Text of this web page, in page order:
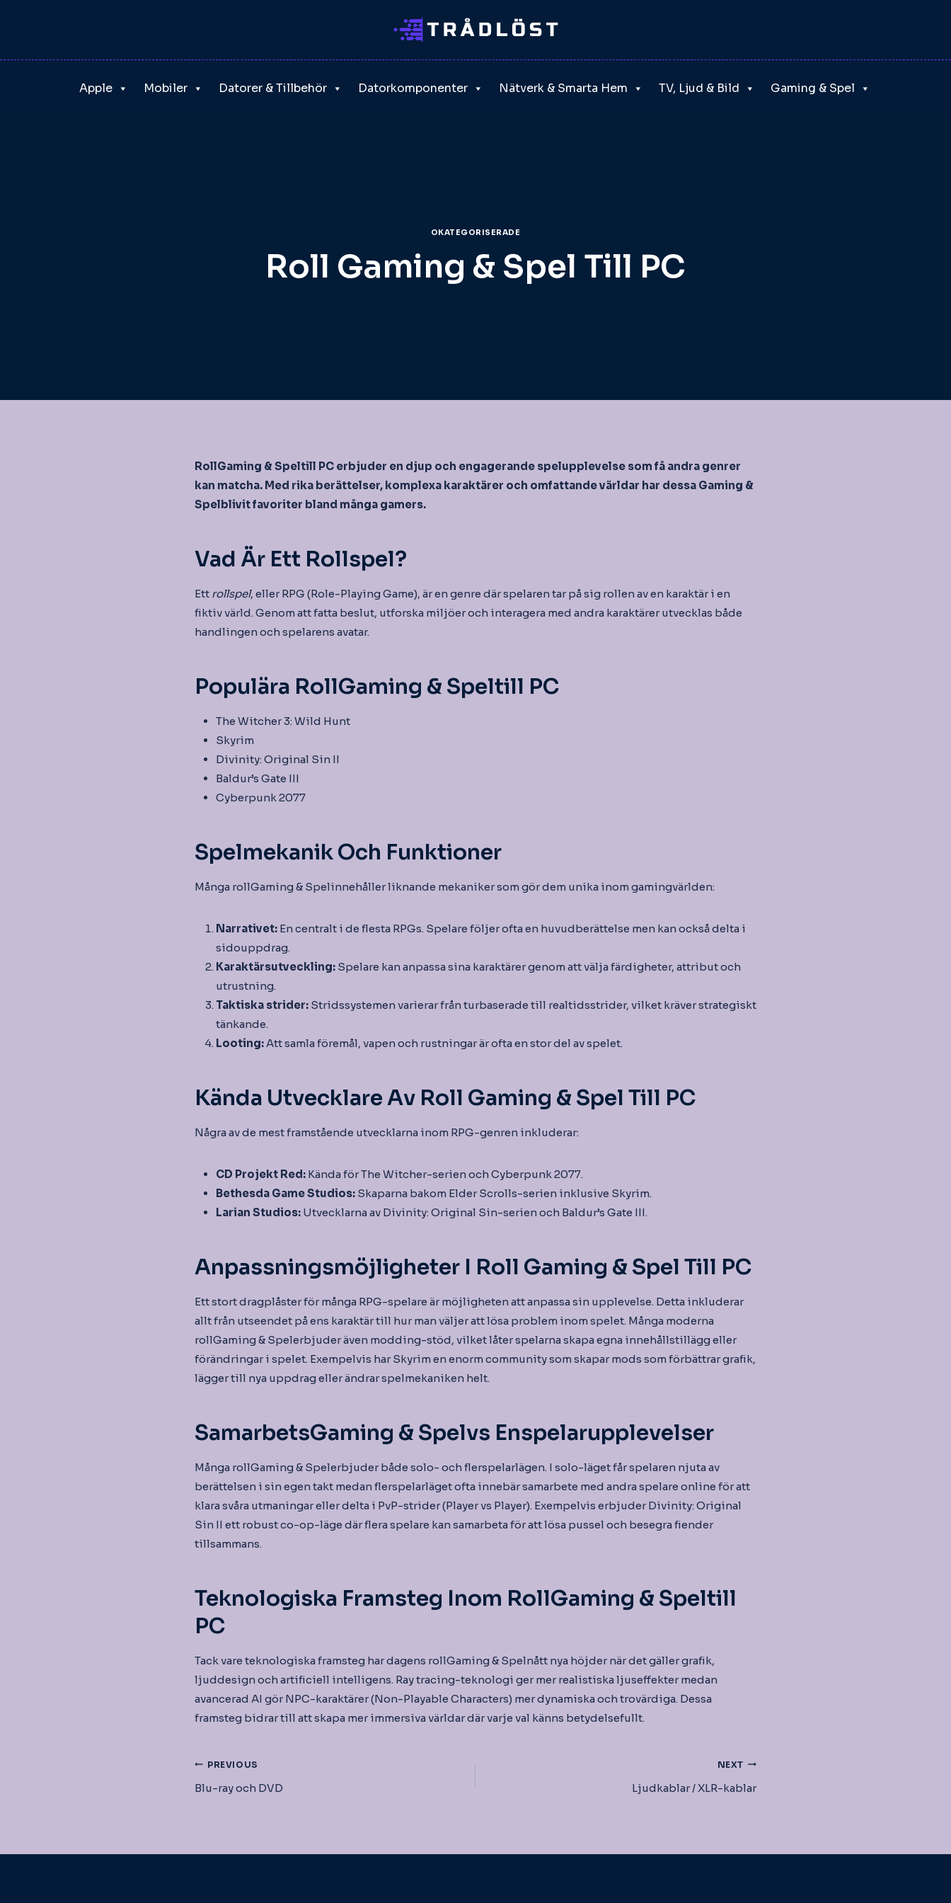
Apple Mobiler Datorer & Tillbehör Datorkomponenter Nätverk & Smarta Hem TV, Ljud & Bild Gaming & Spel
OKATEGORISERADE
Roll Gaming & Spel Till PC
RollGaming & Speltill PC erbjuder en djup och engagerande spelupplevelse som få andra genrer
kan matcha. Med rika berättelser, komplexa karaktärer och omfattande världar har dessa Gaming &
Spelblivit favoriter bland många gamers.
Vad Är Ett Rollspel?
Ett rollspel, eller RPG (Role-Playing Game), är en genre där spelaren tar på sig rollen av en karaktär i en
fiktiv värld. Genom att fatta beslut, utforska miljöer och interagera med andra karaktärer utvecklas både
handlingen och spelarens avatar.
Populära RollGaming & Speltill PC
The Witcher 3: Wild Hunt
Skyrim
Divinity: Original Sin II
Baldur’s Gate III
Cyberpunk 2077
Spelmekanik Och Funktioner
Många rollGaming & Spelinnehåller liknande mekaniker som gör dem unika inom gamingvärlden:
Narrativet: En centralt i de flesta RPGs. Spelare följer ofta en huvudberättelse men kan också delta i
sidouppdrag.
Karaktärsutveckling: Spelare kan anpassa sina karaktärer genom att välja färdigheter, attribut och
utrustning.
Taktiska strider: Stridssystemen varierar från turbaserade till realtidsstrider, vilket kräver strategiskt
tänkande.
Looting:Att samla föremål, vapen och rustningar är ofta en stor del av spelet.
Kända Utvecklare Av Roll Gaming & Spel Till PC
Några av de mest framstående utvecklarna inom RPG-genren inkluderar:
CD Projekt Red: Kända för The Witcher-serien och Cyberpunk 2077.
Bethesda Game Studios: Skaparna bakom Elder Scrolls-serien inklusive Skyrim.
Larian Studios: Utvecklarna av Divinity: Original Sin-serien och Baldur’s Gate III.
Anpassningsmöjligheter I Roll Gaming & Spel Till PC
Ett stort dragplåster för många RPG-spelare är möjligheten att anpassa sin upplevelse. Detta inkluderar
allt från utseendet på ens karaktär till hur man väljer att lösa problem inom spelet. Många moderna
rollGaming & Spelerbjuder även modding-stöd, vilket låter spelarna skapa egna innehållstillägg eller
förändringar i spelet. Exempelvis har Skyrim en enorm community som skapar mods som förbättrar grafik,
lägger till nya uppdrag eller ändrar spelmekaniken helt.
SamarbetsGaming & Spelvs Enspelarupplevelser
Många rollGaming & Spelerbjuder både solo- och flerspelarlägen. I solo-läget får spelaren njuta av
berättelsen i sin egen takt medan flerspelarläget ofta innebär samarbete med andra spelare online för att
klara svåra utmaningar eller delta i PvP-strider (Player vs Player). Exempelvis erbjuder Divinity: Original
Sin II ett robust co-op-läge där flera spelare kan samarbeta för att lösa pussel och besegra fiender
tillsammans.
Teknologiska Framsteg Inom RollGaming & Speltill
PC
Tack vare teknologiska framsteg har dagens rollGaming & Spelnått nya höjder när det gäller grafik,
ljuddesign och artificiell intelligens. Ray tracing-teknologi ger mer realistiska ljuseffekter medan
avancerad AI gör NPC-karaktärer (Non-Playable Characters) mer dynamiska och trovärdiga. Dessa
framsteg bidrar till att skapa mer immersiva världar där varje val känns betydelsefullt.
Inläggsnavigering
PREVIOUS
Blu-ray och DVD
NEXT
Ljudkablar / XLR-kablar